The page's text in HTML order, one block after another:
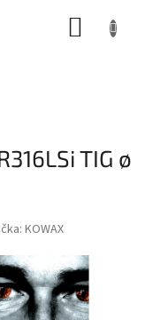
TIG ø
KOWAX